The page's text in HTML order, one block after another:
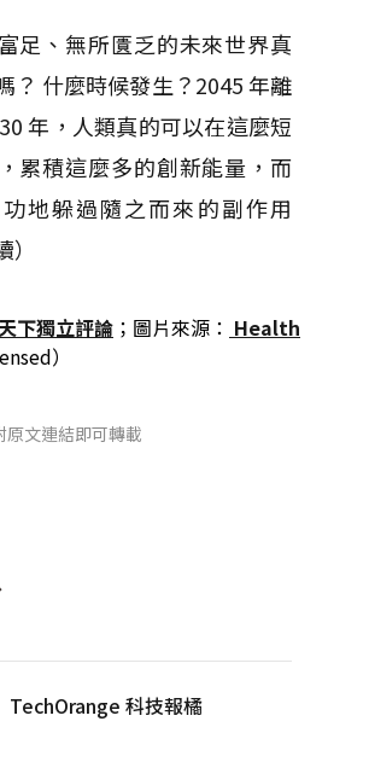
足、無所匱乏的未來世界真
？ 什麼時候發生？2045 年離
年，人類真的可以在這麼短
累積這麼多的創新能量，而
地躲過隨之而來的副作用
下獨立評論 ；圖片來源： Health
）
原文連結即可轉載
TechOrange 科技報橘